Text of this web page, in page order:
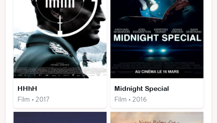
HHhH
Film • 2017
Midnight Special
Film • 2016